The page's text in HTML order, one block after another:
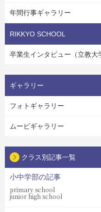
年間行事ギャラリー
RIKKYO SCHOOL
卒業生インタビュー（立教大
ギャラリー
フォトギャラリー
ムービギャラリー
クラス別記事一覧
小中学部の記事
primary school
junior high school